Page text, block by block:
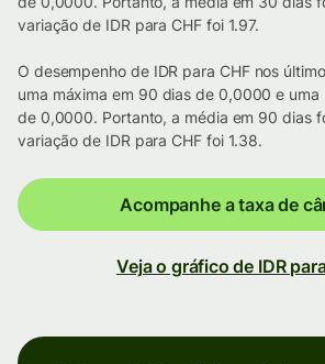
variação de IDR para CHF foi 1.97.
O desempenho de IDR para CHF nos
uma máxima em 90 dias de 0,0000 e uma
de 0,0000. Portanto, a média em 90 dias
variação de IDR para CHF foi 1.38.
Acompanhe a taxa de
Veja o gráfico de IDR